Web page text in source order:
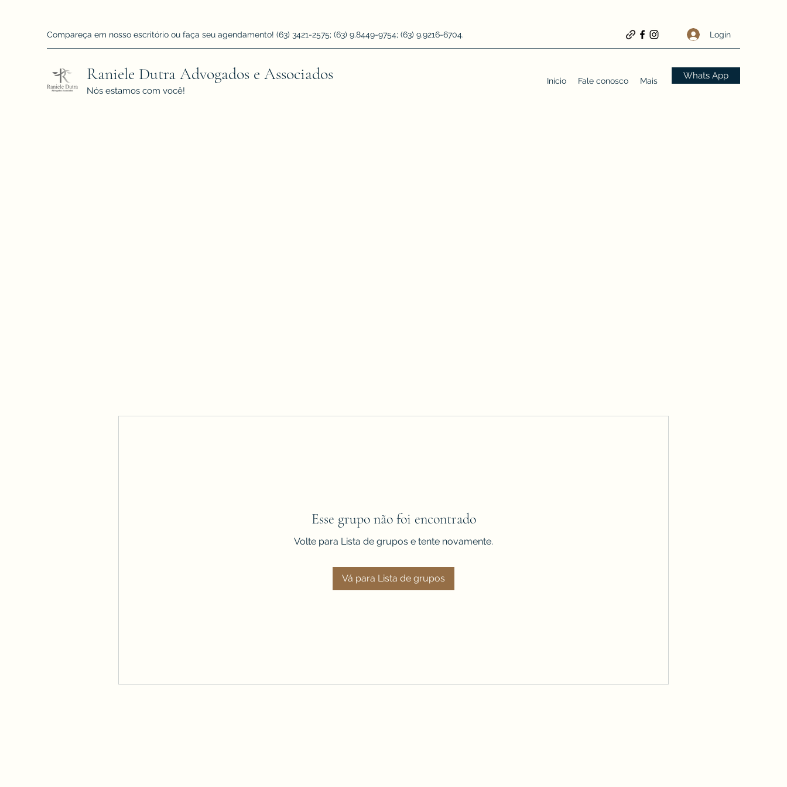
Compareça em nosso escritório ou faça seu agendamento! (63) 3421-2575; (63) 9.8449-9754; (63) 9.9216-6704. Login
Raniele Dutra Advogados e Associados
Nós estamos com você!
Início Fale conosco Mais Whats App
Esse grupo não foi encontrado
Volte para Lista de grupos e tente novamente.
Vá para Lista de grupos